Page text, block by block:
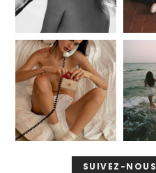
SUIVEZ-NOUS